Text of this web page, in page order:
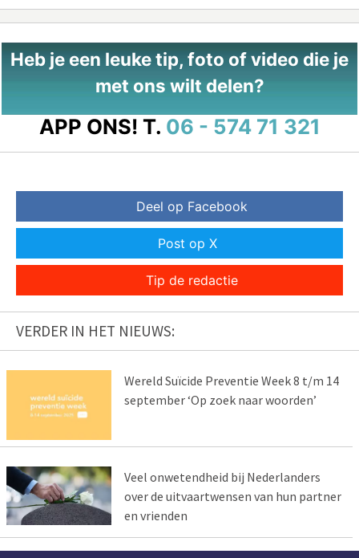
Heb je een leuke tip, foto of video die je
met ons wilt delen?
APP ONS! T. 06 - 574 71 321
Deel op Facebook
Post op X
Tip de redactie
VERDER IN HET NIEUWS:
Wereld Suïcide Preventie Week 8 t/m 14
september ‘Op zoek naar woorden’
Veel onwetendheid bij Nederlanders
over de uitvaartwensen van hun partner
en vrienden